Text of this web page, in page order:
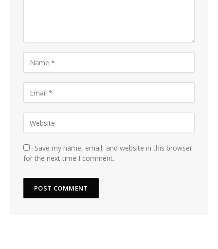
Save my name, email, and website in this browser
for the next time I comment.